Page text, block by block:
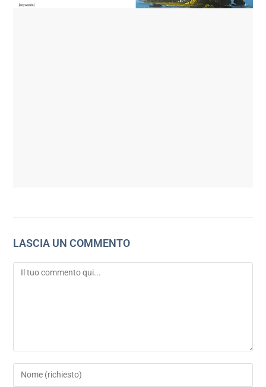
LASCIA UN COMMENTO